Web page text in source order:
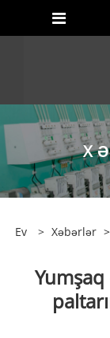
Ev > Xəbərlər >